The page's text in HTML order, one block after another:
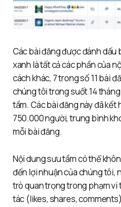
Các bài đăng được đánh dấu
xanh là tất cả các phần của
cách khác, 7 trong số 11 bài
chúng tôi trong suốt 14
tầm. Các bài đăng này đã
750.000 người, trung bình
mỗi bài đăng.
Nội dung sưu tầm có thể
đến lợi nhuận của chúng tôi,
trò quan trọng trong phạm vi
tác (likes, shares,